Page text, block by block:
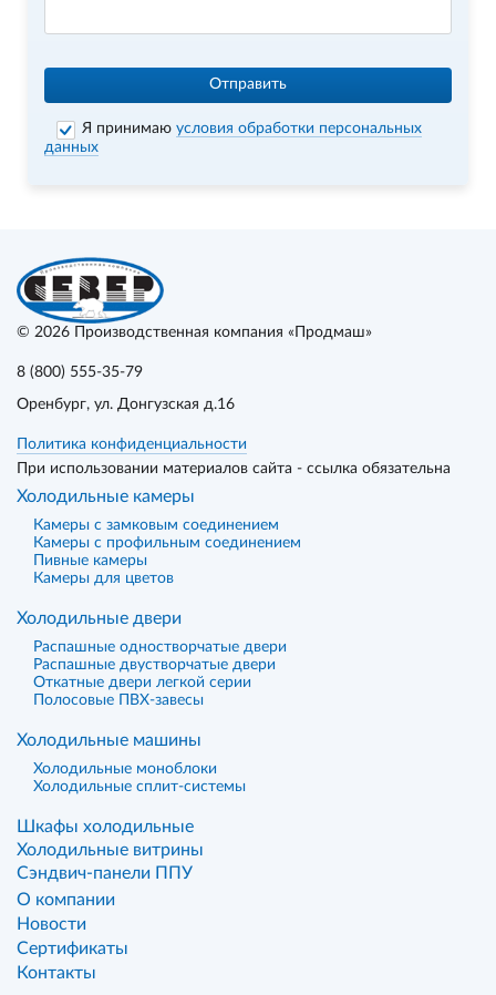
Отправить
Я принимаюусловия обработки персональных
данных
© 2026 Производственная компания «Продмаш»
8 (800) 555-35-79
Оренбург, ул. Донгузская д.16
Политика конфиденциальности
При использовании материалов сайта - ссылка обязательна
Холодильные камеры
Камеры с замковым соединением
Камеры с профильным соединением
Пивные камеры
Камеры для цветов
Холодильные двери
Распашные одностворчатые двери
Распашные двустворчатые двери
Откатные двери легкой серии
Полосовые ПВХ-завесы
Холодильные машины
Холодильные моноблоки
Холодильные сплит-системы
Шкафы холодильные
Холодильные витрины
Сэндвич-панели ППУ
О компании
Новости
Сертификаты
Контакты